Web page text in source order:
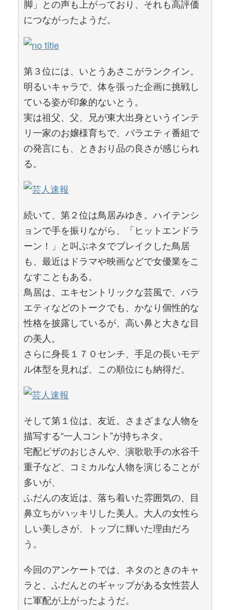
脚」との声も上がっており、それも高評価
につながったようだ。
第３位には、いとうあさこがランクイン。
明るいキャラで、体を張った企画に挑戦し
ている姿が印象的ないとう。
実は祖父、父、兄が東大出身というインテ
リ一家のお嬢様育ちで、バラエティ番組で
の発言にも、ときおり品の良さが感じられ
る。
続いて、第２位は鳥居みゆき。ハイテンシ
ョンで手を振りながら、「ヒットエンドラ
ーン！」と叫ぶネタでブレイクした鳥居
も、最近はドラマや映画などで女優業をこ
なすこともある。
鳥居は、エキセントリックな芸風で、バラ
エティなどのトークでも、かなり個性的な
性格を披露しているが、高い鼻と大きな目
の美人。
さらに身長１７０センチ、手足の長いモデ
ル体型を見れば、この順位にも納得だ。
そして第１位は、友近。さまざまな人物を
描写する“一人コント”が持ちネタ。
宅配ピザのおじさんや、演歌歌手の水谷千
重子など、コミカルな人物を演じることが
多いが、
ふだんの友近は、落ち着いた雰囲気の、目
鼻立ちがハッキリした美人。大人の女性ら
しい美しさが、トップに輝いた理由だろ
う。
今回のアンケートでは、ネタのときのキャ
ラと、ふだんとのギャップがある女性芸人
に軍配が上がったようだ。